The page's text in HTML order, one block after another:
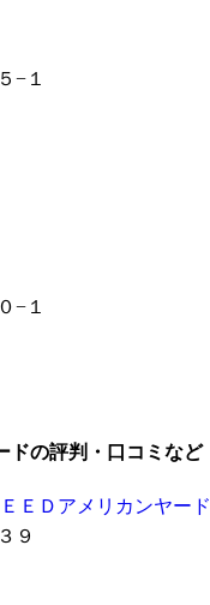
−１
−１
ドの評判・口コミなど
ＥＤアメリカンヤード
９